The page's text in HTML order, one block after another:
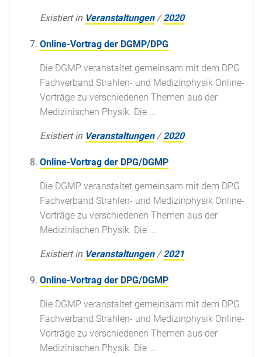
Existiert in Veranstaltungen /2020
Online-Vortrag der DGMP/DPG
Die DGMP veranstaltet gemeinsam mit dem DPG
Fachverband Strahlen- und Medizinphysik Online-
Vorträge zu verschiedenen Themen aus der
Medizinischen Physik. Die ...
Existiert in Veranstaltungen /2020
Online-Vortrag der DPG/DGMP
Die DGMP veranstaltet gemeinsam mit dem DPG
Fachverband Strahlen- und Medizinphysik Online-
Vorträge zu verschiedenen Themen aus der
Medizinischen Physik. Die ...
Existiert in Veranstaltungen /2021
Online-Vortrag der DPG/DGMP
Die DGMP veranstaltet gemeinsam mit dem DPG
Fachverband Strahlen- und Medizinphysik Online-
Vorträge zu verschiedenen Themen aus der
Medizinischen Physik. Die ...